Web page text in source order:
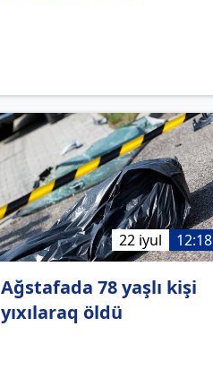
22 iyul 12:18
Ağstafada 78 yaşlı kişi
yıxılaraq öldü